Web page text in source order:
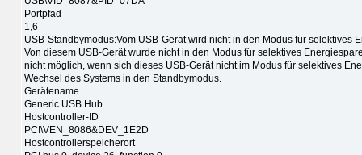
Portpfad
1,6
USB-Standbymodus:Vom USB-Gerät wird nicht in den Modus für selektives
Von diesem USB-Gerät wurde nicht in den Modus für selektives
nicht möglich, wenn sich dieses USB-Gerät nicht im Modus für selektives
Wechsel des Systems in den Standbymodus.
Gerätename
Generic USB Hub
Hostcontroller-ID
PCI\VEN_8086&DEV_1E2D
Hostcontrollerspeicherort